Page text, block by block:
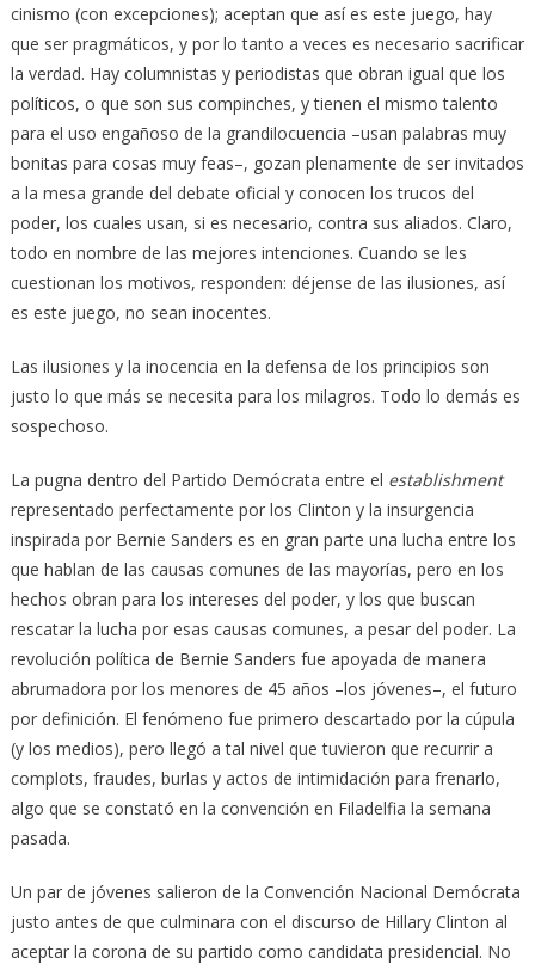
cinismo (con excepciones); aceptan que así es este juego, hay
que ser pragmáticos, y por lo tanto a veces es necesario sacrificar
la verdad. Hay columnistas y periodistas que obran igual que los
políticos, o que son sus compinches, y tienen el mismo talento
para el uso engañoso de la grandilocuencia –usan palabras muy
bonitas para cosas muy feas–, gozan plenamente de ser invitados
a la mesa grande del debate oficial y conocen los trucos del
poder, los cuales usan, si es necesario, contra sus aliados. Claro,
todo en nombre de las mejores intenciones. Cuando se les
cuestionan los motivos, responden: déjense de las ilusiones, así
es este juego, no sean inocentes.
Las ilusiones y la inocencia en la defensa de los principios son
justo lo que más se necesita para los milagros. Todo lo demás es
sospechoso.
La pugna dentro del Partido Demócrata entre el establishment
representado perfectamente por los Clinton y la insurgencia
inspirada por Bernie Sanders es en gran parte una lucha entre los
que hablan de las causas comunes de las mayorías, pero en los
hechos obran para los intereses del poder, y los que buscan
rescatar la lucha por esas causas comunes, a pesar del poder. La
revolución política de Bernie Sanders fue apoyada de manera
abrumadora por los menores de 45 años –los jóvenes–, el futuro
por definición. El fenómeno fue primero descartado por la cúpula
(y los medios), pero llegó a tal nivel que tuvieron que recurrir a
complots, fraudes, burlas y actos de intimidación para frenarlo,
algo que se constató en la convención en Filadelfia la semana
pasada.
Un par de jóvenes salieron de la Convención Nacional Demócrata
justo antes de que culminara con el discurso de Hillary Clinton al
aceptar la corona de su partido como candidata presidencial. No